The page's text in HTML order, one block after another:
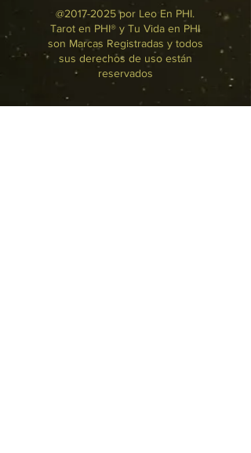
@2017-2025 por Leo En PHI.
Tarot en PHI® y Tu Vida en PHI
son Marcas Registradas y todos
sus derechos de uso están
reservados